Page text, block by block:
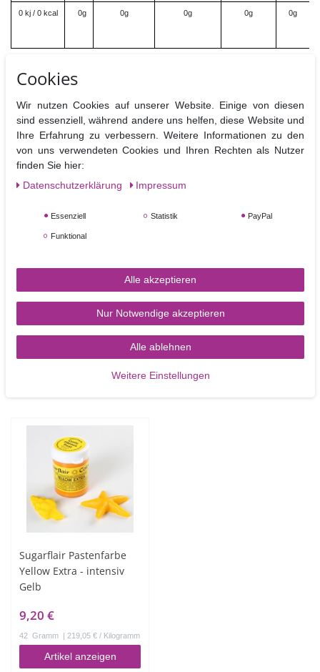
0 kj / 0 kcal 0g 0g 0g 0g 0g
Ähnliche Artikel
Sugarflair Pastenfarbe
Egg Yellow - Eigelb
4,20 €
Artikel anzeigen
Pastel Daffodil -
Pastellgelb
4,20 €
In den Warenkorb
Sugarflair Pastenfarbe
Yellow Extra - intensiv
Gelb
9,20 €
42 Gramm | 219,05 € / Kilogramm
Artikel anzeigen
Cookies
Wir nutzen Cookies auf unserer Website. Einige von diesen
sind essenziell, während andere uns helfen, diese Website und
Ihre Erfahrung zu verbessern. Weitere Informationen zu den
von uns verwendeten Cookies und Ihren Rechten als Nutzer
finden Sie hier:
Daten­schutz­erklärung
Impressum
Essenziell Statistik PayPal
Funktional
Alle akzeptieren
Nur Notwendige akzeptieren
Alle ablehnen
Weitere Einstellungen